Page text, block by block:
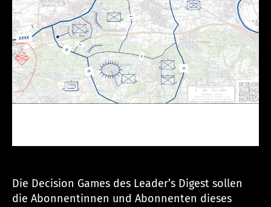
c
h
Die Decision Games des Leader’s Digest sollen
die Abonnentinnen und Abonnenten dieses